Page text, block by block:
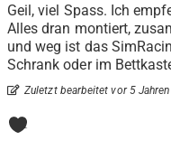
Geil, viel Spass. Ich
Alles dran montiert,
und weg ist das
Schrank oder im
Zuletzt bearbeitet vor 5
1